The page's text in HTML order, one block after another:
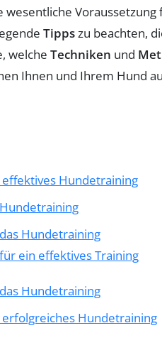
wesentliche
Tippszu beachten,
welche Techniken und
Ihnen und Ihrem Hund
Hundetraining
Hundetraining
ein effektives Training
Hundetraining
Hundetraining